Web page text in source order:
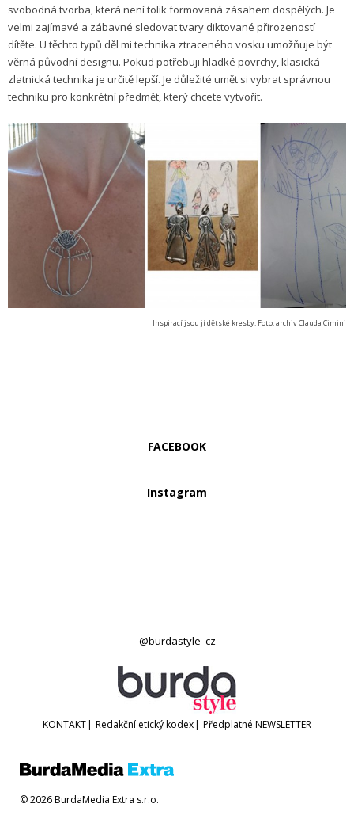
svobodná tvorba, která není tolik formovaná zásahem dospělých. Je
velmi zajímavé a zábavné sledovat tvary diktované přirozeností
dítěte. U těchto typů děl mi technika ztraceného vosku umožňuje být
věrná původní designu. Pokud potřebuji hladké povrchy, klasická
zlatnická technika je určitě lepší. Je důležité umět si vybrat správnou
techniku pro konkrétní předmět, který chcete vytvořit.
Inspirací jsou jí dětské kresby. Foto: archiv Clauda Cimini
FACEBOOK
Instagram
@burdastyle_cz
KONTAKT| Redakční etický kodex| Předplatné NEWSLETTER
© 2026 BurdaMedia Extra s.r.o.